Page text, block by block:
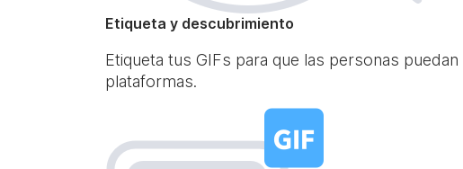
Etiqueta y descubrimiento
Etiqueta tus GIFs para que las personas
plataformas.